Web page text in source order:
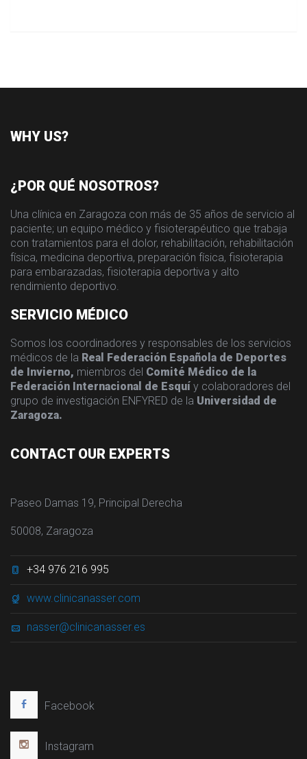
WHY US?
¿POR QUÉ NOSOTROS?
Una clínica en Zaragoza con más de 35 años de servicio al
paciente; un equipo médico y fisioterapéutico que trabaja
con tratamientos para el dolor, rehabilitación, rehabilitación
física, medicina deportiva, preparación física, fisioterapia
para embarazadas, fisioterapia deportiva y alto
rendimiento deportivo.
SERVICIO MÉDICO
Somos los coordinadores y responsables de los servicios
médicos de la Real Federación Española de Deportes
de Invierno, miembros del Comité Médico de la
Federación Internacional de Esquí y colaboradores del
grupo de investigación ENFYRED de la Universidad de
Zaragoza.
CONTACT OUR EXPERTS
Paseo Damas 19, Principal Derecha
50008, Zaragoza
+34 976 216 995
www.clinicanasser.com
nasser@clinicanasser.es
Facebook
Instagram